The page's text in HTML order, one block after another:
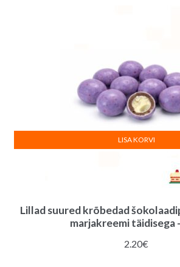
Lillad suured krõbedad
marjakreemi täidisega
2.20€
LISA KORVI